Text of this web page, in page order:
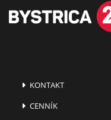
KONTAKT
CENNÍK